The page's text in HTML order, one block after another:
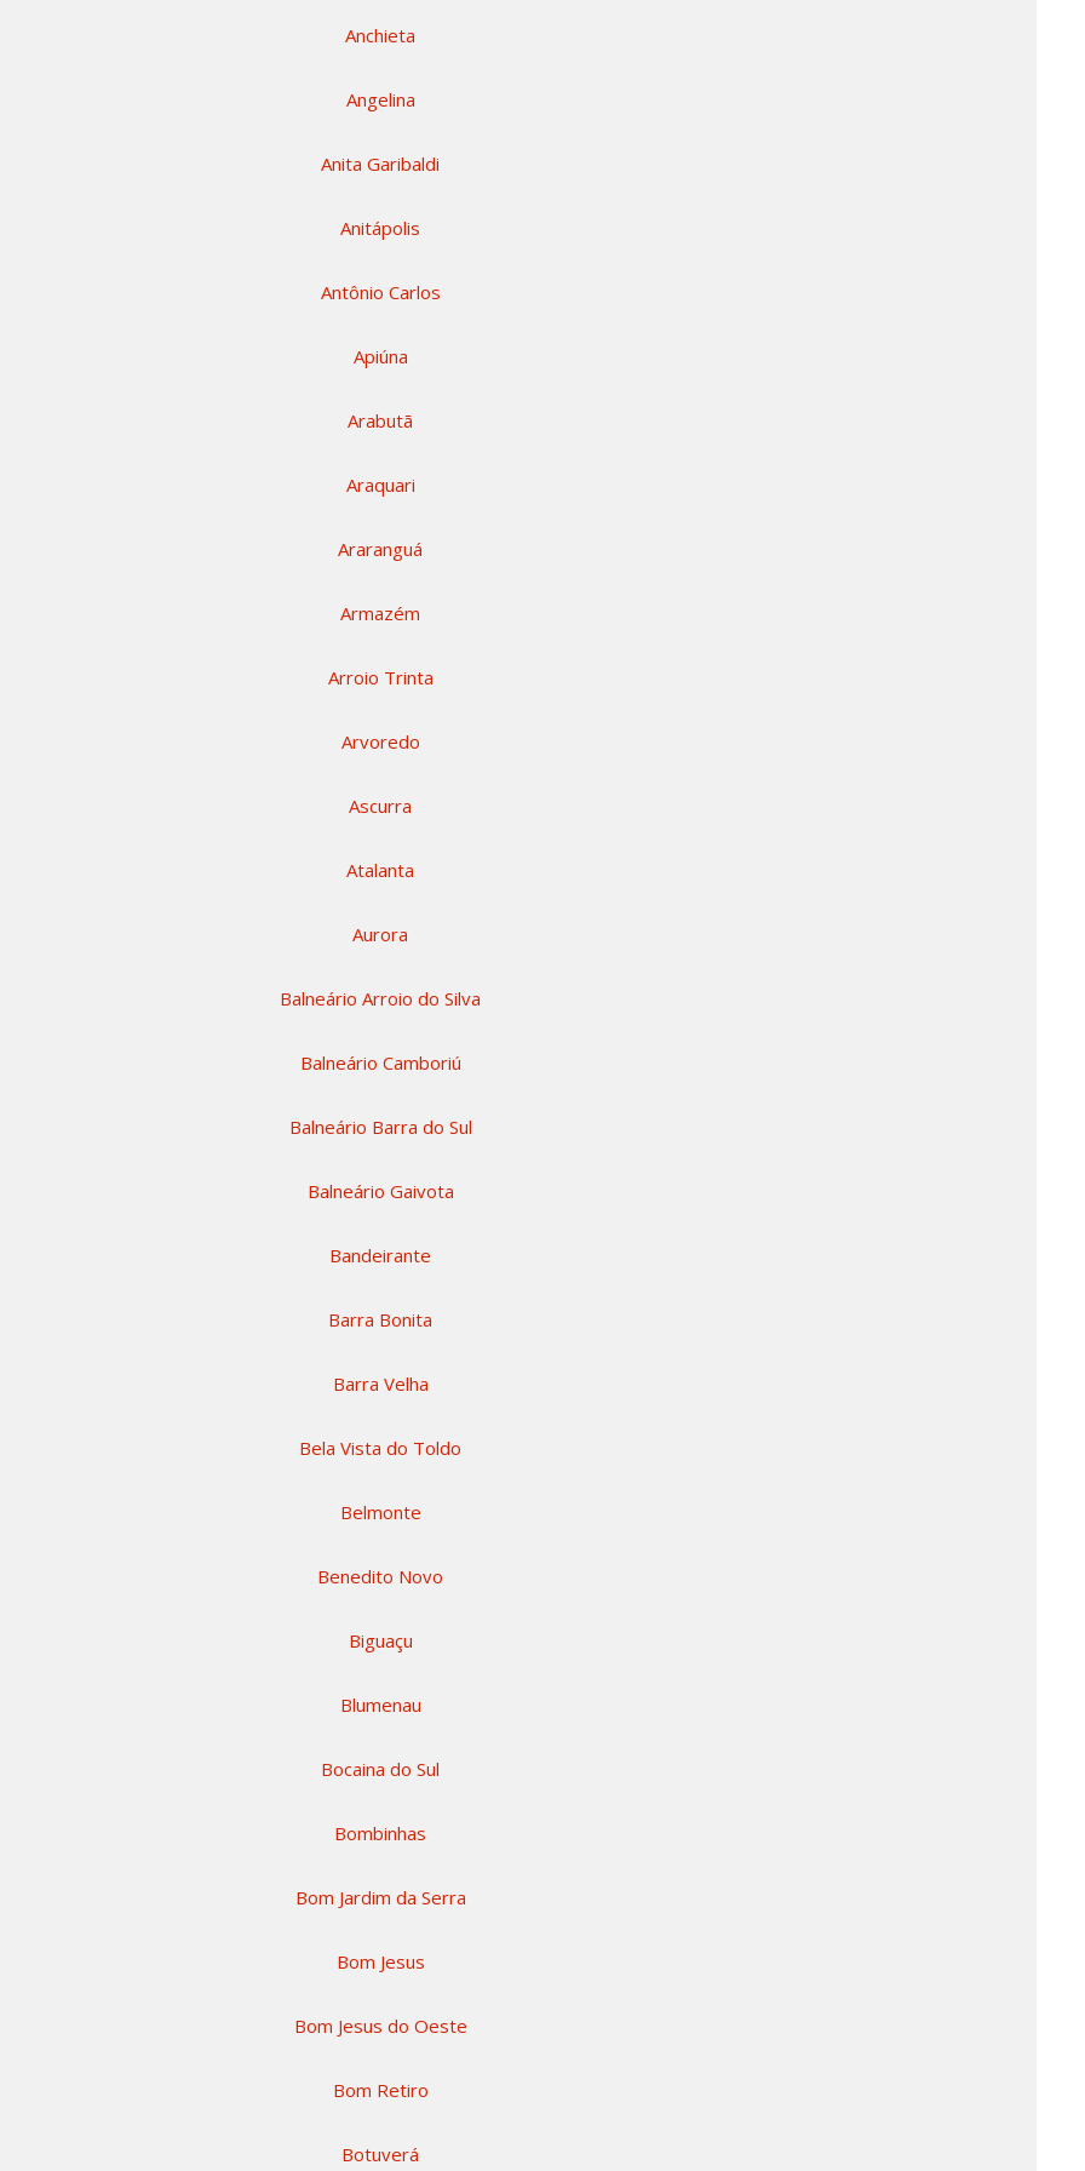
Anchieta
Angelina
Anita Garibaldi
Anitápolis
Antônio Carlos
Apiúna
Arabutã
Araquari
Araranguá
Armazém
Arroio Trinta
Arvoredo
Ascurra
Atalanta
Aurora
Balneário Arroio do Silva
Balneário Camboriú
Balneário Barra do Sul
Balneário Gaivota
Bandeirante
Barra Bonita
Barra Velha
Bela Vista do Toldo
Belmonte
Benedito Novo
Biguaçu
Blumenau
Bocaina do Sul
Bombinhas
Bom Jardim da Serra
Bom Jesus
Bom Jesus do Oeste
Bom Retiro
Botuverá